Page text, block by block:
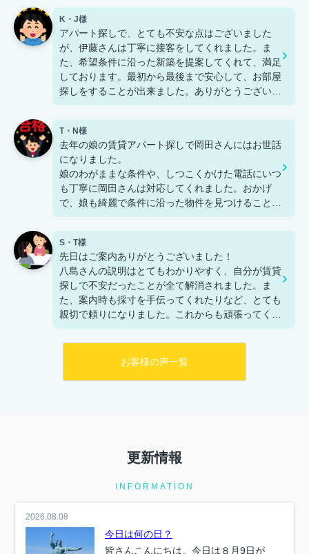
K・J様
アパート探しで、とても不安な点はございました
が、伊藤さんは丁寧に接客をしてくれました。ま
た、希望条件に沿った新築を提案してくれて、満足
しております。最初から最後まで安心して、お部屋
探しをすることが出来ました。ありがとうございま
T・N様
去年の娘の賃貸アパート探しで岡田さんにはお世話
になりました。
娘のわがままな条件や、しつこくかけた電話にいつ
も丁寧に岡田さんは対応してくれました。おかげ
で、娘も綺麗で条件に沿った物件を見つけることが
S・T様
先日はご案内ありがとうございました！
八島さんの説明はとてもわかりやすく、自分が賃貸
探しで不安だったことが全て解消されました。ま
た、案内時も採寸を手伝ってくれたりなど、とても
親切で頼りになりました。これからも頑張ってくだ
お客様の声一覧
更新情報
INFORMATION
2026.08.08
今日は何の日？
皆さんこんにちは。今日は８月9日が